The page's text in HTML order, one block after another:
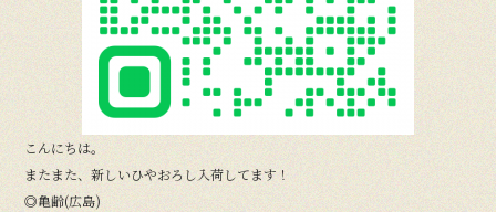
こんにちは。
またまた、新しいひやおろし入荷してます！
◎亀齢(広島)